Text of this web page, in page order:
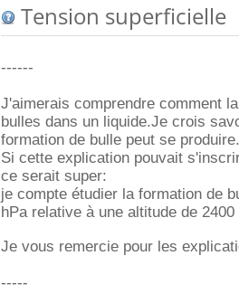
Tension superficielle
------
J'aimerais comprendre comment
bulles dans un liquide.Je crois
formation de bulle peut se produire.
Si cette explication pouvait
ce serait super:
je compte étudier la formation de
hPa relative à une altitude de
Je vous remercie pour les
-----